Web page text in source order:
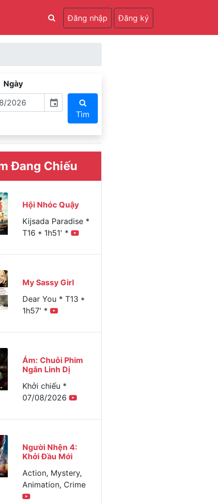
Đăng nhập Đăng ký
Ngày
event
Tìm
Đang Chiếu
Hội Nhóc Quậy
Kijsada Paradise *
T16 * 1h51' *
My Sassy Girl
Dear You * T13 *
1h57' *
Ám: Chuỗi Phim
Ngắn Linh Dị
Khởi chiếu *
07/08/2026
Người Nhện 4:
Khởi Đầu Mới
Action, Mystery,
Animation, Crime